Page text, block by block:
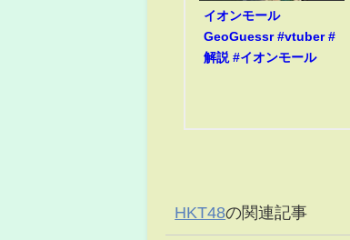
イオンモール
GeoGuessr #vtuber #
解説 #イオンモール
HKT48の関連記事